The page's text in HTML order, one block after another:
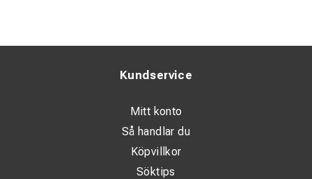
Kundservice
Mitt konto
Så handlar du
Köpvillkor
Söktips